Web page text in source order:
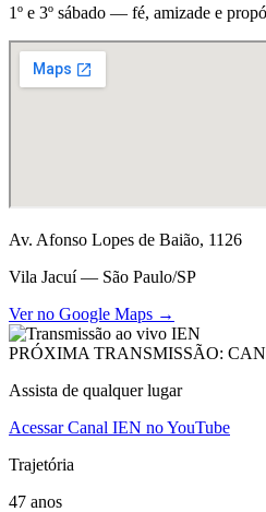
1º e 3º sábado — fé, amizade e
Av. Afonso Lopes de Baião, 1126
Vila Jacuí — São Paulo/SP
Ver no Google Maps →
PRÓXIMA TRANSMISSÃO:
Assista de qualquer lugar
Acessar Canal IEN no YouTube
Trajetória
47 anos